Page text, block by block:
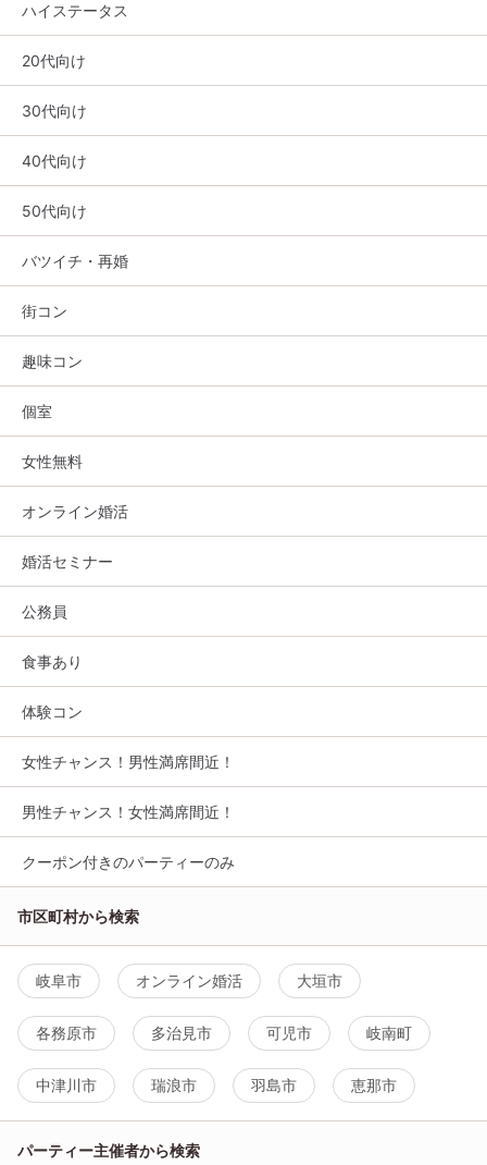
ハイステータス
20代向け
30代向け
40代向け
50代向け
バツイチ・再婚
街コン
趣味コン
個室
女性無料
オンライン婚活
婚活セミナー
公務員
食事あり
体験コン
女性チャンス！男性満席間近！
男性チャンス！女性満席間近！
クーポン付きのパーティーのみ
市区町村から検索
岐阜市 オンライン婚活 大垣市
各務原市 多治見市 可児市 岐南町
中津川市 瑞浪市 羽島市 恵那市
パーティー主催者から検索